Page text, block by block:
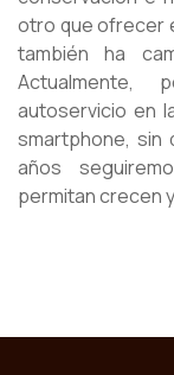
otro que ofrecer
también ha
Actualmente,
autoservicio en
smartphone, sin
años
permitan crecen